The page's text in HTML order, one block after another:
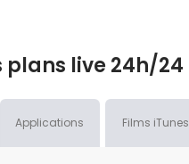
plans live 24h/24
Applications Films iTunes